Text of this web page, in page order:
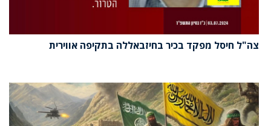
צה"ל חיסל מפקד בכיר בחיזבאללה בתקיפה אווירית